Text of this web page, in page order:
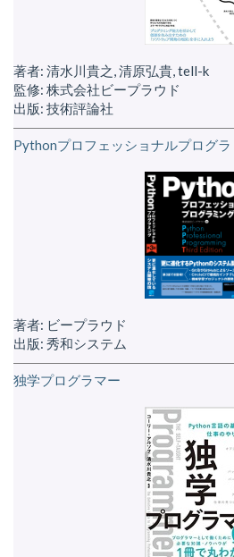
著者: 清水川貴之, 清原弘貴, tell-k
監修: 株式会社ビープラウド
出版: 技術評論社
Pythonプロフェッショナルプログ
著者: ビープラウド
出版: 秀和システム
独学プログラマー